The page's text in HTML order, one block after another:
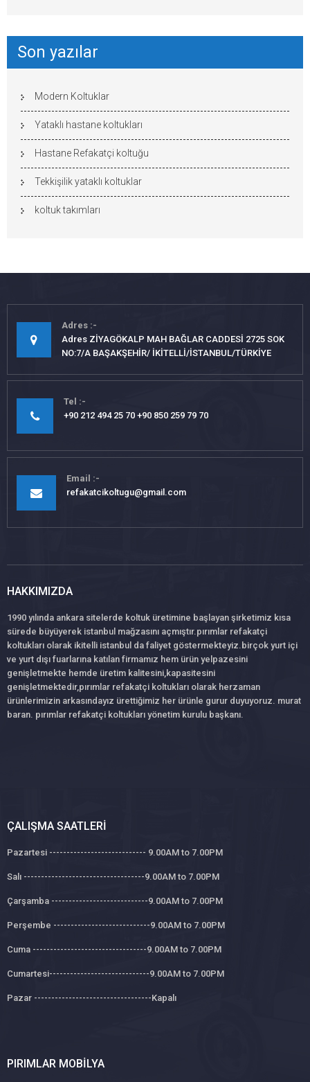
Son yazılar
Modern Koltuklar
Yataklı hastane koltukları
Hastane Refakatçi koltuğu
Tekkişilik yataklı koltuklar
koltuk takımları
Adres
Adres ZİYAGÖKALP MAH BAĞLAR CADDESİ 2725 SOK
NO:7/A BAŞAKŞEHİR/ İKİTELLİ/İSTANBUL/TÜRKİYE
Tel
+90 212 494 25 70 +90 850 259 79 70
Email
refakatcikoltugu@gmail.com
HAKKIMIZDA
1990 yılında ankara sitelerde koltuk üretimine başlayan şirketimiz kısa
sürede büyüyerek istanbul mağzasını açmıştır.pırımlar refakatçi
koltukları olarak ikitelli istanbul da faliyet göstermekteyiz.birçok yurt içi
ve yurt dışı fuarlarına katılan firmamız hem ürün yelpazesini
genişletmekte hemde üretim kalitesini,kapasitesini
genişletmektedir,pırımlar refakatçi koltukları olarak herzaman
ürünlerimizin arkasındayız ürettiğimiz her ürünle gurur duyuyoruz. murat
baran. pırımlar refakatçi koltukları yönetim kurulu başkanı.
ÇALIŞMA SAATLERI
Pazartesi ---------------------------- 9.00AM to 7.00PM
Salı -----------------------------------9.00AM to 7.00PM
Çarşamba ----------------------------9.00AM to 7.00PM
Perşembe ----------------------------9.00AM to 7.00PM
Cuma ---------------------------------9.00AM to 7.00PM
Cumartesi-----------------------------9.00AM to 7.00PM
Pazar ----------------------------------Kapalı
PIRIMLAR MOBILYA